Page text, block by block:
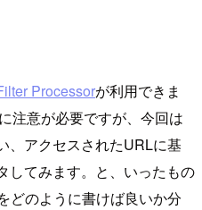
Processorが利用できま
注意が必要ですが、今回は
、アクセスされたURLに基
してみます。と、いったもの
どのように書けば良いか分